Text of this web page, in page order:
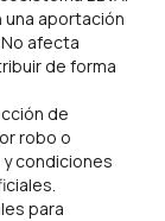
una aportación
afecta
de forma
de
robo o
condiciones
para